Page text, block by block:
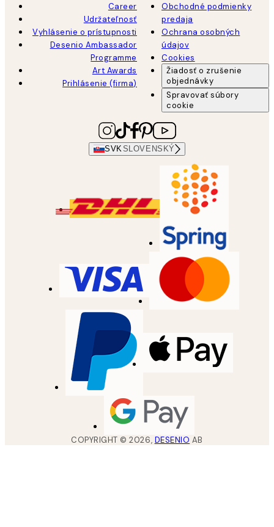
Career
Udržateľnosť
Vyhlásenie o prístupnosti
Desenio Ambassador
Programme
Art Awards
Prihlásenie (firma)
Obchodné podmienky
predaja
Ochrana osobných
údajov
Cookies
Žiadosť o zrušenie
objednávky
Spravovať súbory
cookie
SVKSLOVENSKÝ
COPYRIGHT ©2026, DESENIO AB